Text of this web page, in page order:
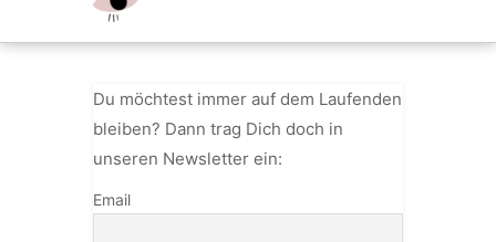
Du möchtest immer auf dem Laufenden
bleiben? Dann trag Dich doch in
unseren Newsletter ein:
Email